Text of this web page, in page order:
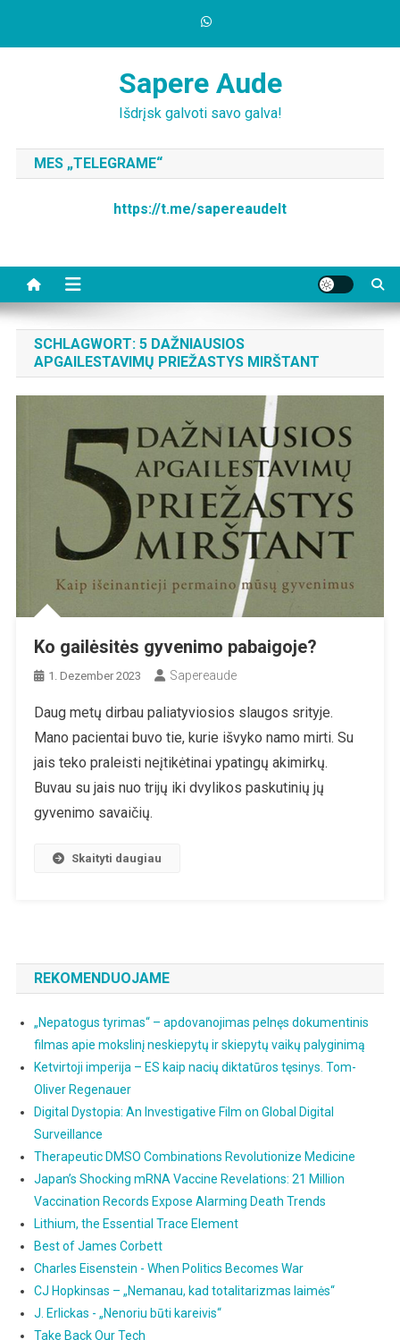
Sapere Aude
Išdrįsk galvoti savo galva!
MES „TELEGRAME“
https://t.me/sapereaudelt
SCHLAGWORT: 5 DAŽNIAUSIOS
APGAILESTAVIMŲ PRIEŽASTYS MIRŠTANT
Ko gailėsitės gyvenimo pabaigoje?
1. Dezember 2023 Sapereaude
Daug metų dirbau paliatyviosios slaugos srityje.
Mano pacientai buvo tie, kurie išvyko namo mirti. Su
jais teko praleisti neįtikėtinai ypatingų akimirkų.
Buvau su jais nuo trijų iki dvylikos paskutinių jų
gyvenimo savaičių.
Skaityti daugiau
REKOMENDUOJAME
„Nepatogus tyrimas“ – apdovanojimas pelnęs dokumentinis
filmas apie mokslinį neskiepytų ir skiepytų vaikų palyginimą
Ketvirtoji imperija – ES kaip nacių diktatūros tęsinys. Tom-
Oliver Regenauer
Digital Dystopia: An Investigative Film on Global Digital
Surveillance
Therapeutic DMSO Combinations Revolutionize Medicine
Japan’s Shocking mRNA Vaccine Revelations: 21 Million
Vaccination Records Expose Alarming Death Trends
Lithium, the Essential Trace Element
Best of James Corbett
Charles Eisenstein - When Politics Becomes War
CJ Hopkinsas – „Nemanau, kad totalitarizmas laimės“
J. Erlickas - „Nenoriu būti kareivis“
Take Back Our Tech